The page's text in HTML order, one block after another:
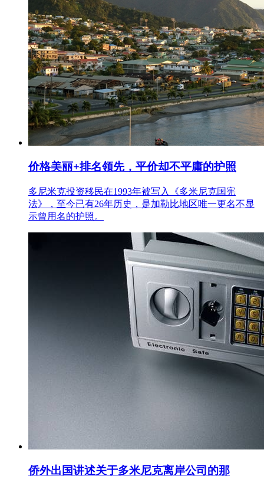
价格美丽+排名领先，平价却不平庸的护照
多尼米克投资移民在1993年被写入《多米尼克国宪
法》，至今已有26年历史，是加勒比地区唯一更名不显
示曾用名的护照。
侨外出国讲述关于多米尼克离岸公司的那